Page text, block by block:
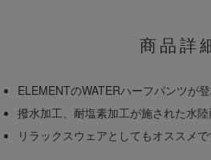
商品詳
ELEMENTのWATERハーフパンツが登
撥水加工、耐塩素加工が施された水陸
リラックスウェアとしてもオススメで